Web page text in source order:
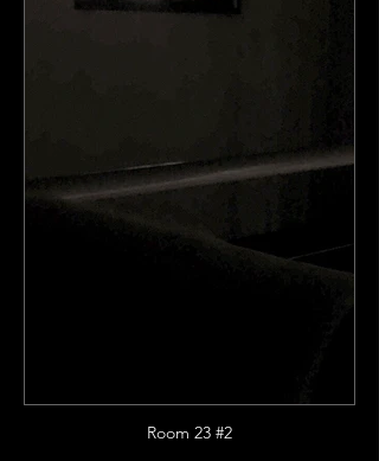
Room 23 #2